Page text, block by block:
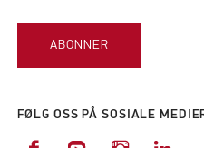
ABONNER
FØLG OSS PÅ SOSIALE